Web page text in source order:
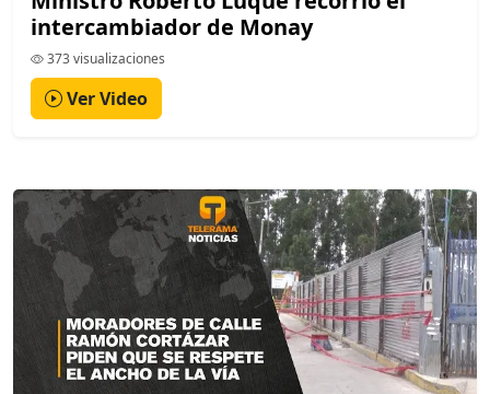
intercambiador de Monay
373 visualizaciones
Ver Video